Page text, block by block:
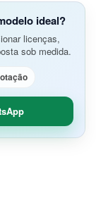
ideal?
licenças,
sob medida.